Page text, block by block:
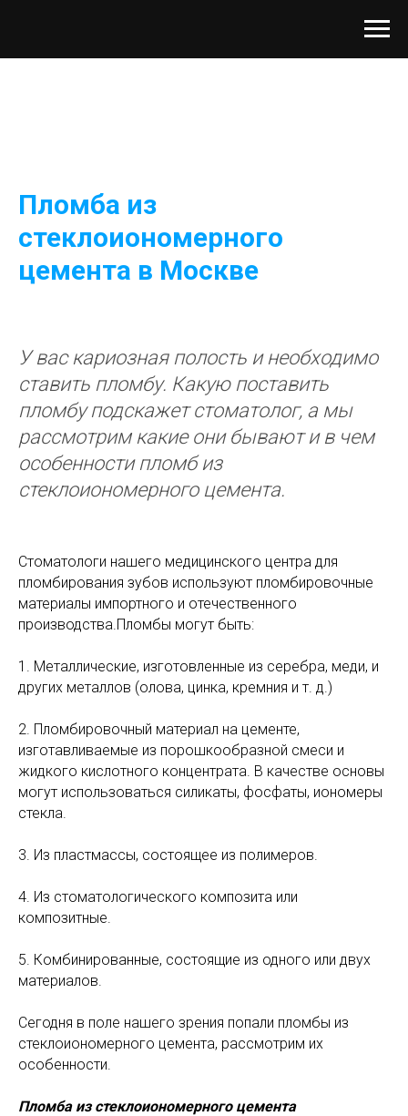
Пломба из
стеклоиономерного
цемента в Москве
У вас кариозная полость и необходимо
ставить пломбу. Какую поставить
пломбу подскажет стоматолог, а мы
рассмотрим какие они бывают и в чем
особенности пломб из
стеклоиономерного цемента.
Стоматологи нашего медицинского центра для
пломбирования зубов используют пломбировочные
материалы импортного и отечественного
производства.Пломбы могут быть:
1. Металлические, изготовленные из серебра, меди, и
других металлов (олова, цинка, кремния и т. д.)
2. Пломбировочный материал на цементе,
изготавливаемые из порошкообразной смеси и
жидкого кислотного концентрата. В качестве основы
могут использоваться силикаты, фосфаты, иономеры
стекла.
3. Из пластмассы, состоящее из полимеров.
4. Из стоматологического композита или
композитные.
5. Комбинированные, состоящие из одного или двух
материалов.
Сегодня в поле нашего зрения попали пломбы из
стеклоиономерного цемента, рассмотрим их
особенности.
Пломба из стеклоиономерного цемента